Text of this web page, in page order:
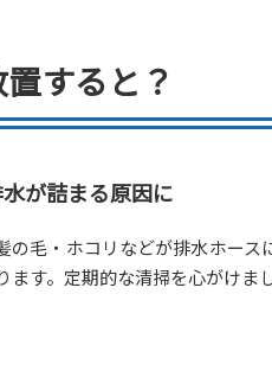
すると？
が詰まる原因に
の毛・ホコリなどが排水ホース
ます。定期的な清掃を心がけま